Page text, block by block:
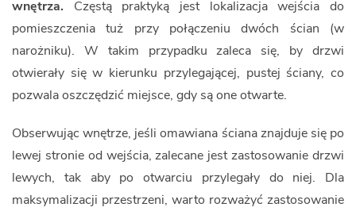
wnętrza. Częstą praktyką jest lokalizacja wejścia do
pomieszczenia tuż przy połączeniu dwóch ścian (w
narożniku). W takim przypadku zaleca się, by drzwi
otwierały się w kierunku przylegającej, pustej ściany, co
pozwala oszczędzić miejsce, gdy są one otwarte.
Obserwując wnętrze, jeśli omawiana ściana znajduje się po
lewej stronie od wejścia, zalecane jest zastosowanie drzwi
lewych, tak aby po otwarciu przylegały do niej. Dla
maksymalizacji przestrzeni, warto rozważyć zastosowanie